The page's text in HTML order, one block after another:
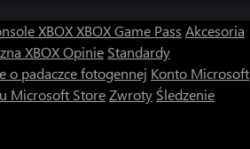
XBOXXBOX Game Pass Akcesoria
XBOXOpinie Standardy
o padaczce fotogennej Konto Microsoft
Microsoft StoreZwroty Śledzenie